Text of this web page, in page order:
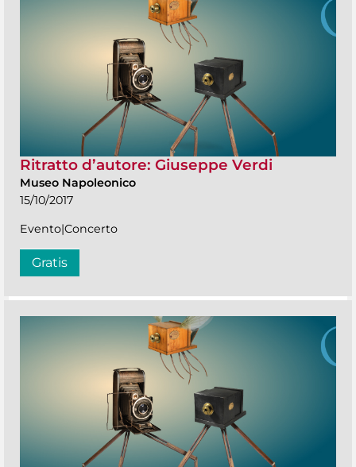
Ritratto d’autore: Giuseppe Verdi
Museo Napoleonico
15/10/2017
Evento|Concerto
Gratis